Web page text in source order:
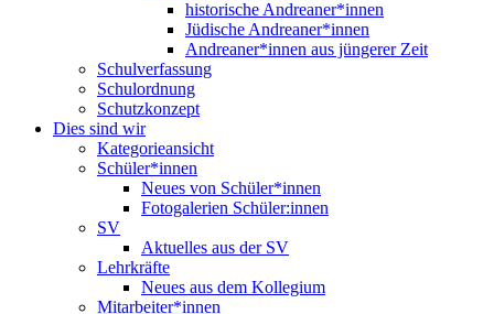
historische Andreaner*innen
Jüdische Andreaner*innen
Andreaner*innen aus jüngerer Zeit
Schulverfassung
Schulordnung
Schutzkonzept
Dies sind wir
Kategorieansicht
Schüler*innen
Neues von Schüler*innen
Fotogalerien Schüler:innen
SV
Aktuelles aus der SV
Lehrkräfte
Neues aus dem Kollegium
Mitarbeiter*innen